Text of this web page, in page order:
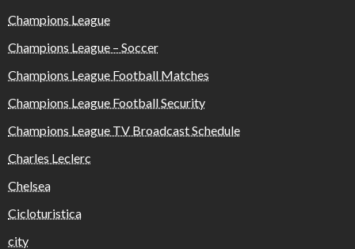
Champions League
Champions League – Soccer
Champions League Football Matches
Champions League Football Security
Champions League TV Broadcast Schedule
Charles Leclerc
Chelsea
Cicloturistica
city